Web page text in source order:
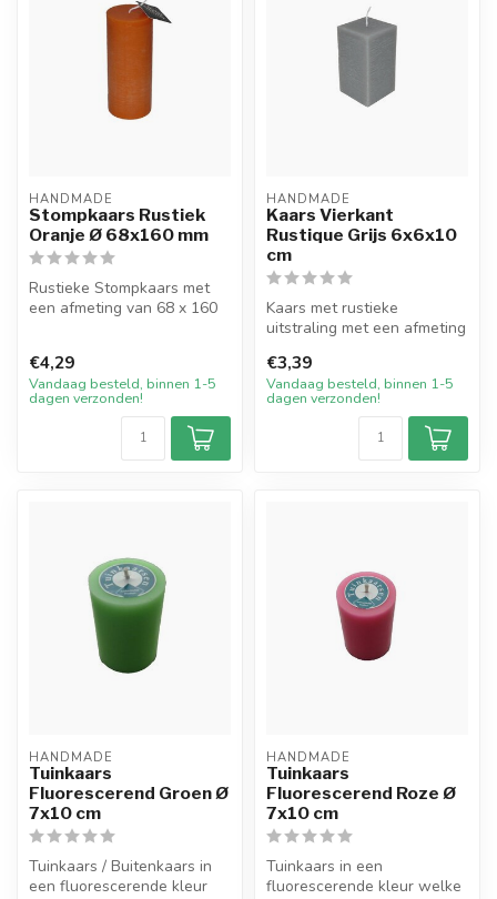
HANDMADE
Stompkaars Rustiek
Oranje Ø 68x160 mm
Rustieke Stompkaars met
een afmeting van 68 x 160
€4,29
Vandaag besteld, binnen 1-5
dagen verzonden!
HANDMADE
Kaars Vierkant
Rustique Grijs 6x6x10
cm
Kaars met rustieke
uitstraling met een afmeting
cm ho...
€3,39
Vandaag besteld, binnen 1-5
dagen verzonden!
HANDMADE
Tuinkaars
Fluorescerend Groen Ø
7x10 cm
Tuinkaars / Buitenkaars in
een fluorescerende kleur
HANDMADE
Tuinkaars
Fluorescerend Roze Ø
7x10 cm
Tuinkaars in een
fluorescerende kleur welke